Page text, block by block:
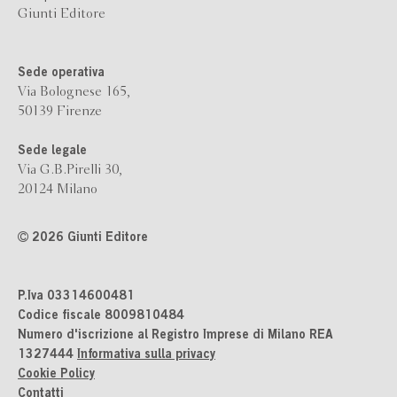
Giunti Editore
Sede operativa
Via Bolognese 165,
50139 Firenze
Sede legale
Via G.B.Pirelli 30,
20124 Milano
2026 Giunti Editore
P.Iva 03314600481
Codice fiscale 8009810484
Numero d'iscrizione al Registro Imprese di Milano REA
1327444 Informativa sulla privacy
Cookie Policy
Contatti